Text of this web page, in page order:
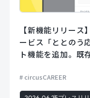
【新機能リリー
ービス「ととのう
ト機能を追加。既
circusCAREER